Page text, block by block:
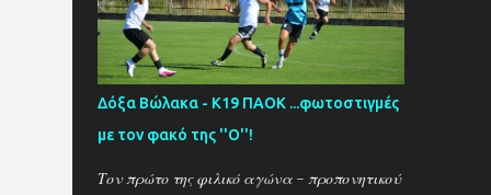
Δόξα Βώλακα - Κ19 ΠΑΟΚ ...φωτοστιγμές
με τον φακό της ''Ο''!
Τον πρώτο της φιλικό αγώνα - προπονητικού